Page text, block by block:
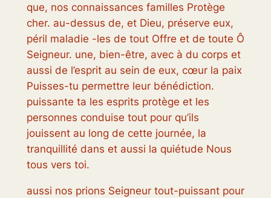
que, nos connaissances familles Protège
cher. au-dessus de, et Dieu, préserve eux,
péril maladie -les de tout Offre et de toute Ô
Seigneur. une, bien-être, avec à du corps et
aussi de l’esprit au sein de eux, cœur la paix
Puisses-tu permettre leur bénédiction.
puissante ta les esprits protège et les
personnes conduise tout pour qu’ils
jouissent au long de cette journée, la
tranquillité dans et aussi la quiétude Nous
tous vers toi.
aussi nos prions Seigneur tout-puissant pour